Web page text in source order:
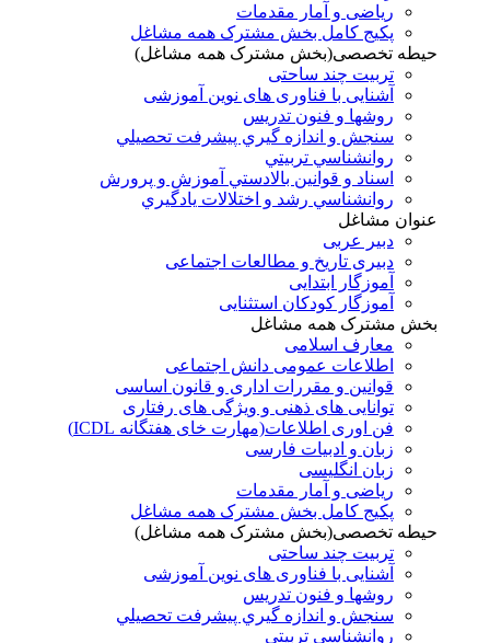
ریاضی و آمار مقدمات
پکیج کامل بخش مشترک همه مشاغل
حیطه تخصصی(بخش مشترک همه مشاغل)
تربیت چند ساحتی
آشنایی با فناوری های نوین آموزشی
روشها و فنون تدريس
سنجش و اندازه گيري پيشرفت تحصيلي
روانشناسي تربيتي
اسناد و قوانين بالادستي آموزش و پرورش
روانشناسي رشد و اختلالات يادگيري
عنوان مشاغل
دبير عربی
دبیری تاریخ و مطالعات اجتماعی
آموزگار ابتدایی
آموزگار کودکان استثنایی
بخش مشترک همه مشاغل
معارف اسلامی
اطلاعات عمومی دانش اجتماعی
قوانین و مقررات اداری و قانون اساسی
توانایی های ذهنی و ویژگی های رفتاری
فن اوری اطلاعات(مهارت خای هفتگانه ICDL)
زبان و ادبیات فارسی
زبان انگلیسی
ریاضی و آمار مقدمات
پکیج کامل بخش مشترک همه مشاغل
حیطه تخصصی(بخش مشترک همه مشاغل)
تربیت چند ساحتی
آشنایی با فناوری های نوین آموزشی
روشها و فنون تدريس
سنجش و اندازه گيري پيشرفت تحصيلي
روانشناسي تربيتي